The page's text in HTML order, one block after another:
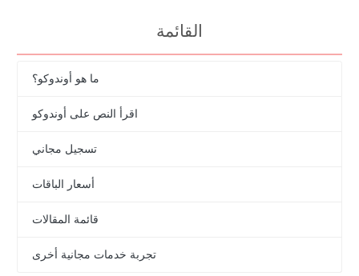
القائمة
ما هو أوندوكو؟
اقرأ النص على أوندوكو
تسجيل مجاني
أسعار الباقات
قائمة المقالات
تجربة خدمات مجانية أخرى